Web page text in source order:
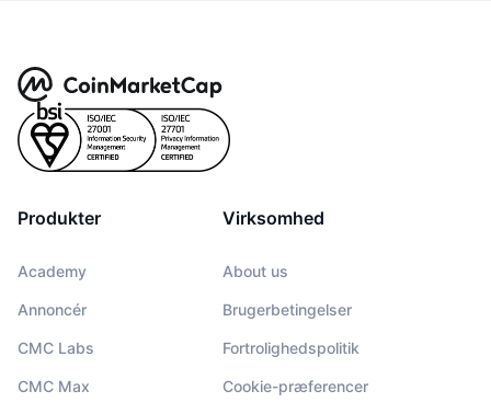
Produkter
Academy
Annoncér
CMC Labs
CMC Max
Virksomhed
About us
Brugerbetingelser
Fortrolighedspolitik
Cookie-præferencer